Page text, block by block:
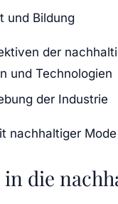
und Bildung
der
und Technologien
der Industrie
nachhaltiger
die